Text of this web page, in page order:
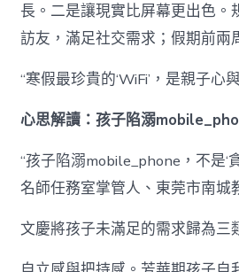
長。二是讓現實比屏幕更出色
訪友，滿足社交需求；假期前兩
“寒假最珍貴的‘WiFi’，是親子心
心思解讀：孩子陷溺
“孩子陷溺mobile_phone，不是‘
名師任務室掌管人、東莞市南城
文慶將孩子未滿足的需求歸為三